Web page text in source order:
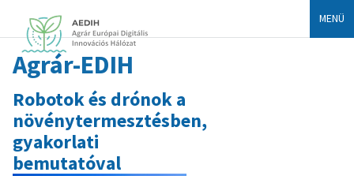
MENÜ
Agrár-EDIH
Robotok és drónok a
növénytermesztésben,
gyakorlati
bemutatóval